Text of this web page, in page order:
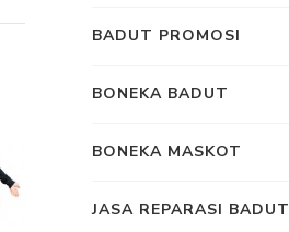
BADUT PROMOSI
BONEKA BADUT
BONEKA MASKOT
JASA REPARASI BADUT